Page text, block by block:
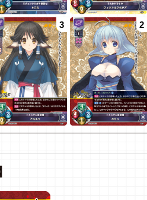
3 2